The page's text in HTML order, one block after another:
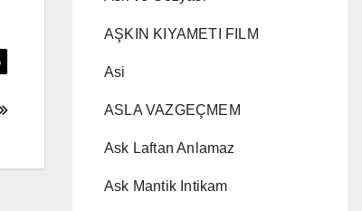
AŞKIN KIYAMETI FILM
Asi
ASLA VAZGEÇMEM
Ask Laftan Anlamaz
Ask Mantik Intikam